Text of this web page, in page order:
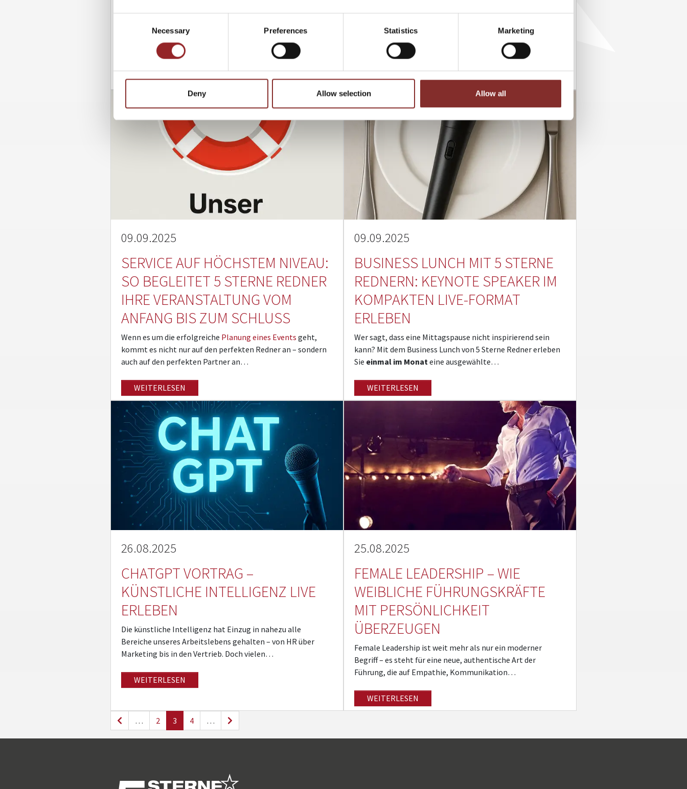
Necessary Preferences Statistics Marketing
Deny Allow selection Allow all
Die Digitalisierung ist kein Zukunftstrend mehr, sondern
längst Realität. Doch was kommt als Nächstes? Welche
Chancen, Risiken und Potenziale bringt…
WEITERLESEN
Motivation nicht nur kurzfristig zu entfachen,…
WEITERLESEN
09.09.2025
SERVICE AUF HÖCHSTEM NIVEAU:
SO BEGLEITET 5 STERNE REDNER
IHRE VERANSTALTUNG VOM
ANFANG BIS ZUM SCHLUSS
Wenn es um die erfolgreiche Planung eines Events geht,
kommt es nicht nur auf den perfekten Redner an – sondern
auch auf den perfekten Partner an…
WEITERLESEN
09.09.2025
BUSINESS LUNCH MIT 5 STERNE
REDNERN: KEYNOTE SPEAKER IM
KOMPAKTEN LIVE-FORMAT
ERLEBEN
Wer sagt, dass eine Mittagspause nicht inspirierend sein
kann? Mit dem Business Lunch von 5 Sterne Redner erleben
Sie einmal im Monat eine ausgewählte…
WEITERLESEN
26.08.2025
CHATGPT VORTRAG –
KÜNSTLICHE INTELLIGENZ LIVE
ERLEBEN
Die künstliche Intelligenz hat Einzug in nahezu alle
Bereiche unseres Arbeitslebens gehalten – von HR über
Marketing bis in den Vertrieb. Doch vielen…
WEITERLESEN
25.08.2025
FEMALE LEADERSHIP – WIE
WEIBLICHE FÜHRUNGSKRÄFTE
MIT PERSÖNLICHKEIT
ÜBERZEUGEN
Female Leadership ist weit mehr als nur ein moderner
Begriff – es steht für eine neue, authentische Art der
Führung, die auf Empathie, Kommunikation…
WEITERLESEN
… 2 3 4 …